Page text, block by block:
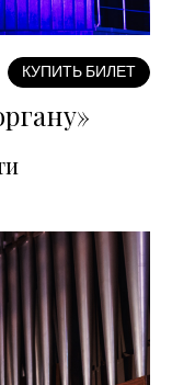
КУПИТЬ БИЛЕТ